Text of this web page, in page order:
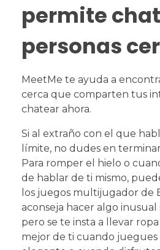
permite
personas
MeetMe te ayuda a
cerca que comparten tus
chatear ahora.
Si al extraño con el que
límite, no dudes en
Para romper el hielo o
de hablar de ti mismo,
los juegos multijugador de
aconseja hacer algo inusual
pero se te insta a llevar
mejor de ti cuando juegues